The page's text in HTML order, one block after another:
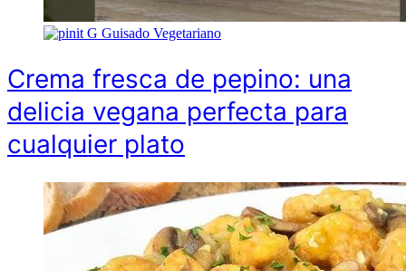
G Guisado Vegetariano
Crema fresca de pepino: una
delicia vegana perfecta para
cualquier plato